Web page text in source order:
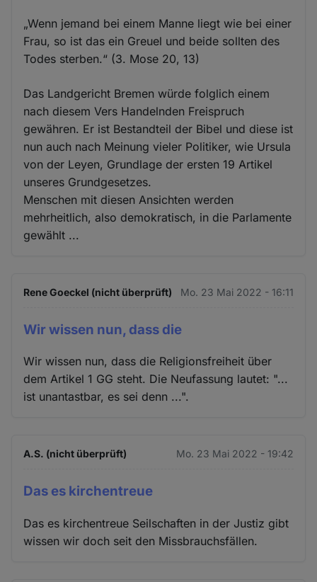
„Wenn jemand bei einem Manne liegt wie bei einer
Frau, so ist das ein Greuel und beide sollten des
Todes sterben.“ (3. Mose 20, 13)
Das Landgericht Bremen würde folglich einem
nach diesem Vers Handelnden Freispruch
gewähren. Er ist Bestandteil der Bibel und diese ist
nun auch nach Meinung vieler Politiker, wie Ursula
von der Leyen, Grundlage der ersten 19 Artikel
unseres Grundgesetzes.
Menschen mit diesen Ansichten werden
mehrheitlich, also demokratisch, in die Parlamente
gewählt ...
Rene Goeckel (nicht überprüft) Mo. 23 Mai 2022 - 16:11
Wir wissen nun, dass die
Wir wissen nun, dass die Religionsfreiheit über
dem Artikel 1 GG steht. Die Neufassung lautet: "...
ist unantastbar, es sei denn ...".
A.S. (nicht überprüft) Mo. 23 Mai 2022 - 19:42
Das es kirchentreue
Das es kirchentreue Seilschaften in der Justiz gibt
wissen wir doch seit den Missbrauchsfällen.